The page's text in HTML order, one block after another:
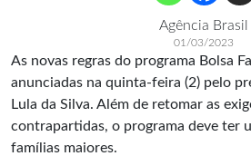
Agência Brasil
01/03/2023
As novas regras do programa Bolsa
anunciadas na quinta-feira (2) pelo
Lula da Silva. Além de retomar as
contrapartidas, o programa deve ter
famílias maiores.